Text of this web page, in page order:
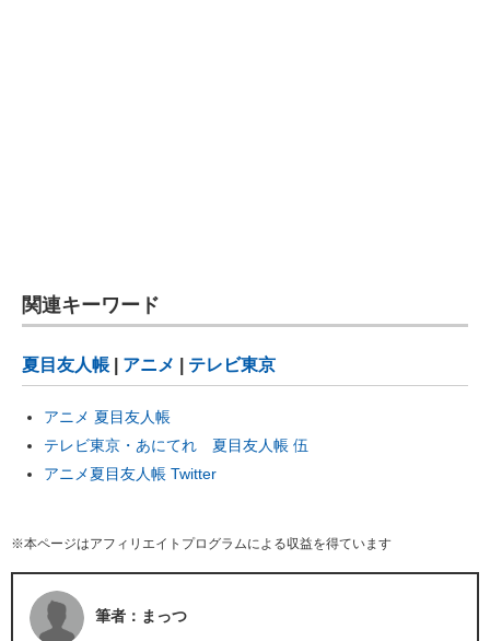
関連キーワード
夏目友人帳 アニメ テレビ東京
アニメ 夏目友人帳
テレビ東京・あにてれ 夏目友人帳 伍
アニメ夏目友人帳 Twitter
※本ページはアフィリエイトプログラムによる収益を得ています
筆者：まっつ